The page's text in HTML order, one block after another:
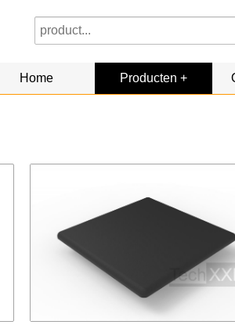
Home Producten